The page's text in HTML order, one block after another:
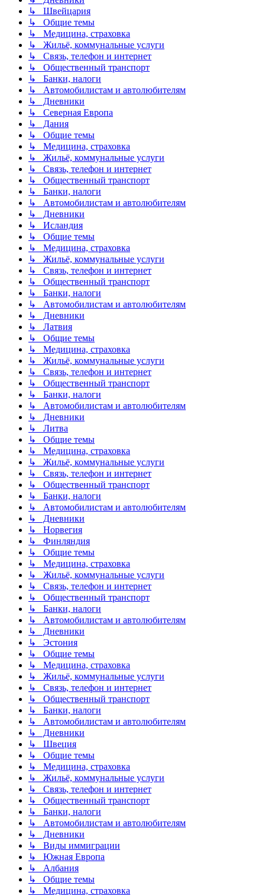
↳ Швейцария
↳ Общие темы
↳ Медицина, страховка
↳ Жильё, коммунальные услуги
↳ Связь, телефон и интернет
↳ Общественный транспорт
↳ Банки, налоги
↳ Автомобилистам и автолюбителям
↳ Дневники
↳ Северная Европа
↳ Дания
↳ Общие темы
↳ Медицина, страховка
↳ Жильё, коммунальные услуги
↳ Связь, телефон и интернет
↳ Общественный транспорт
↳ Банки, налоги
↳ Автомобилистам и автолюбителям
↳ Дневники
↳ Исландия
↳ Общие темы
↳ Медицина, страховка
↳ Жильё, коммунальные услуги
↳ Связь, телефон и интернет
↳ Общественный транспорт
↳ Банки, налоги
↳ Автомобилистам и автолюбителям
↳ Дневники
↳ Латвия
↳ Общие темы
↳ Медицина, страховка
↳ Жильё, коммунальные услуги
↳ Связь, телефон и интернет
↳ Общественный транспорт
↳ Банки, налоги
↳ Автомобилистам и автолюбителям
↳ Дневники
↳ Литва
↳ Общие темы
↳ Медицина, страховка
↳ Жильё, коммунальные услуги
↳ Связь, телефон и интернет
↳ Общественный транспорт
↳ Банки, налоги
↳ Автомобилистам и автолюбителям
↳ Дневники
↳ Норвегия
↳ Финляндия
↳ Общие темы
↳ Медицина, страховка
↳ Жильё, коммунальные услуги
↳ Связь, телефон и интернет
↳ Общественный транспорт
↳ Банки, налоги
↳ Автомобилистам и автолюбителям
↳ Дневники
↳ Эстония
↳ Общие темы
↳ Медицина, страховка
↳ Жильё, коммунальные услуги
↳ Связь, телефон и интернет
↳ Общественный транспорт
↳ Банки, налоги
↳ Автомобилистам и автолюбителям
↳ Дневники
↳ Швеция
↳ Общие темы
↳ Медицина, страховка
↳ Жильё, коммунальные услуги
↳ Связь, телефон и интернет
↳ Общественный транспорт
↳ Банки, налоги
↳ Автомобилистам и автолюбителям
↳ Дневники
↳ Виды иммиграции
↳ Южная Европа
↳ Албания
↳ Общие темы
↳ Медицина, страховка